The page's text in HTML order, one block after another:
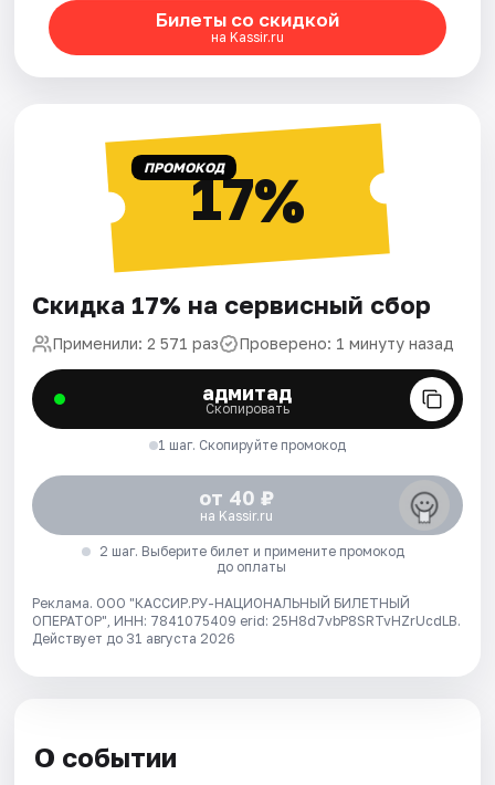
Билеты со скидкой
на Kassir.ru
ПРОМОКОД17%
Скидка 17% на сервисный сбор
Применили: 2 571 раз Проверено: 1 минуту назад
адмитад
Скопировать
1 шаг. Скопируйте промокод
от 40 ₽
на Kassir.ru
2 шаг. Выберите билет и примените промокод
до оплаты
Реклама. ООО "КАССИР.РУ-НАЦИОНАЛЬНЫЙ БИЛЕТНЫЙ
ОПЕРАТОР", ИНН: 7841075409 erid: 25H8d7vbP8SRTvHZrUcdLB.
Действует до 31 августа 2026
О событии